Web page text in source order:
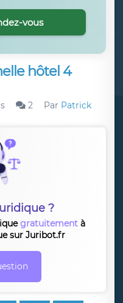
hôtel 4
2 Par Patrick
?
gratuitement à
sur Juribot.fr
vous